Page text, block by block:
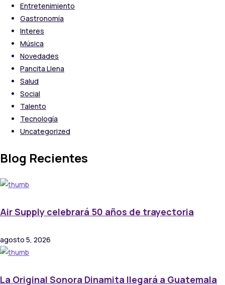
Entretenimiento
Gastronomía
Interes
Música
Novedades
Pancita Llena
Salud
Social
Talento
Tecnología
Uncategorized
Blog Recientes
Air Supply celebrará 50 años de trayectoria
agosto 5, 2026
La Original Sonora Dinamita llegará a Guatemala